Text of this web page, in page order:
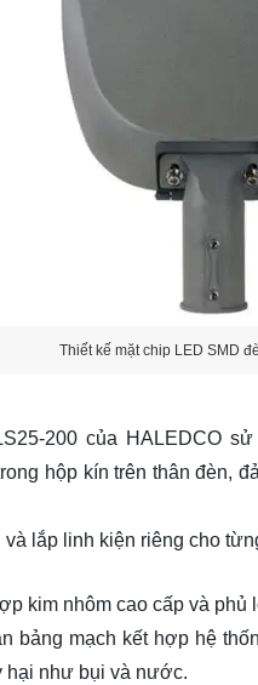
Thiết kế mặt chip LED SMD
200 của HALEDCO
hộp kín trên thân đèn,
lắp linh kiện riêng cho
kim nhôm cao cấp và phủ
bảng mạch kết hợp hệ
hại như bụi và nước.